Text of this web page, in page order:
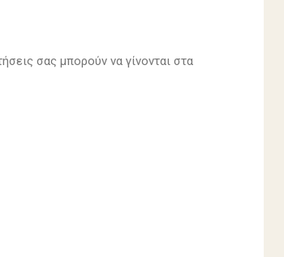
σας μπορούν να γίνονται στα